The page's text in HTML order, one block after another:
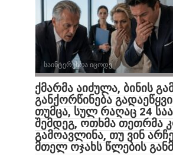
საინტერესოა იცოდე
ქმარმა აიძულა, ბინის
განქორწინება
თუმცა, სულ რაღაც 24
შემდეგ, ოთხმა თეთრმა
გამოავლინა, თუ ვინ
მთელ ოჯახს წლების